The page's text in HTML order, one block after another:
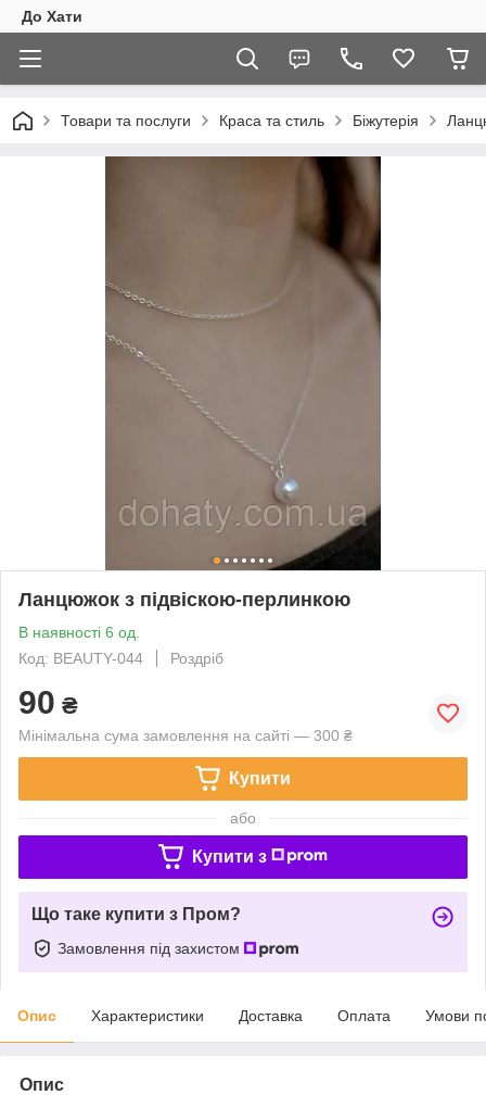
До Хати
Товари та послуги Краса та стиль Біжутерія
Ланцюжок з підвіскою-перлинкою
В наявності 6 од.
Код: BEAUTY-044
Роздріб
90 ₴
Мінімальна сума замовлення на сайті — 300 ₴
Купити
або
Купити з
Що таке купити з Пром?
Замовлення під захистом
Опис Характеристики Доставка Оплата Умови
Опис